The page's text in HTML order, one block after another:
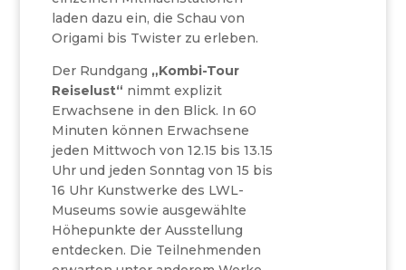
laden dazu ein, die Schau von
Origami bis Twister zu erleben.
Der Rundgang „Kombi-Tour
Reiselust“ nimmt explizit
Erwachsene in den Blick. In 60
Minuten können Erwachsene
jeden Mittwoch von 12.15 bis 13.15
Uhr und jeden Sonntag von 15 bis
16 Uhr Kunstwerke des LWL-
Museums sowie ausgewählte
Höhepunkte der Ausstellung
entdecken. Die Teilnehmenden